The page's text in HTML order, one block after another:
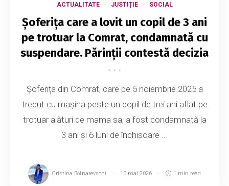
ACTUALITATE JUSTIȚIE SOCIAL
Șoferița care a lovit un copil de 3 ani
pe trotuar la Comrat, condamnată cu
suspendare. Părinții contestă decizia
Șoferița din Comrat, care pe 5 noiembrie 2025 a
trecut cu mașina peste un copil de trei ani aflat pe
trotuar alături de mama sa, a fost condamnată la
3 ani și 6 luni de închisoare ...
Cristina Botnarevschi 10 mai 2026 1 min read